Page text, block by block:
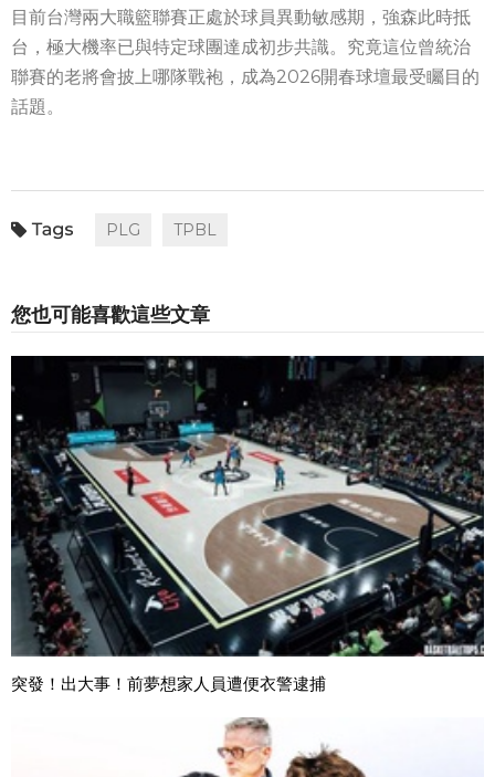
目前台灣兩大職籃聯賽正處於球員異動敏感期，強森此時抵
台，極大機率已與特定球團達成初步共識。究竟這位曾統治
聯賽的老將會披上哪隊戰袍，成為2026開春球壇最受矚目的
話題。
PLG TPBL
您也可能喜歡這些文章
突發！出大事！前夢想家人員遭便衣警逮捕